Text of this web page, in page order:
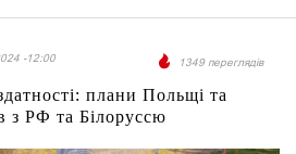
-12:00 1349 переглядів
плани Польщі та
з РФ та Білоруссю